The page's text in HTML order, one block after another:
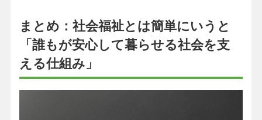
まとめ：社会福祉とは簡単にいうと
「誰もが安心して暮らせる社会を支
える仕組み」